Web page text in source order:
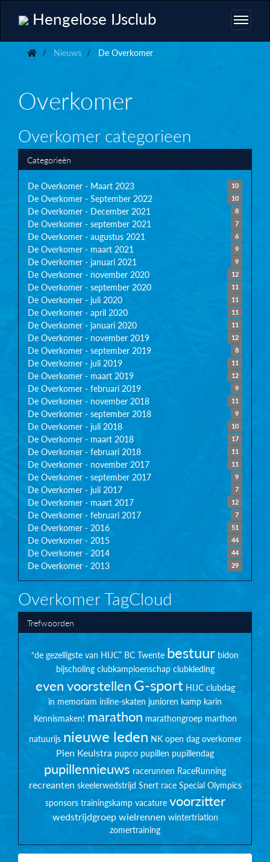
Hengelose IJsclub
Nieuws De Overkomer
Overkomer
Overkomer categorieen
Categorieën
10
De Overkomer - Maart 2023
10
De Overkomer - September 2022
8
De Overkomer - December 2021
7
De Overkomer - september 2021
6
De Overkomer - augustus 2021
9
De Overkomer - maart 2021
9
De Overkomer - januari 2021
12
De Overkomer - november 2020
11
De Overkomer - september 2020
11
De Overkomer - juli 2020
11
De Overkomer - april 2020
11
De Overkomer - januari 2020
12
De Overkomer - november 2019
8
De Overkomer - september 2019
11
De Overkomer - juli 2019
12
De Overkomer - maart 2019
9
De Overkomer - februari 2019
11
De Overkomer - november 2018
9
De Overkomer - september 2018
10
De Overkomer - juli 2018
17
De Overkomer - maart 2018
11
De Overkomer - februari 2018
11
De Overkomer - november 2017
9
De Overkomer - september 2017
7
De Overkomer - juli 2017
12
De Overkomer - maart 2017
7
De Overkomer - februari 2017
51
De Overkomer - 2016
44
De Overkomer - 2015
44
De Overkomer - 2014
29
De Overkomer - 2013
Overkomer TagCloud
Trefwoorden
“de gezelligste van HIJC” BC Twente bestuur bidon
bijscholing clubkampioenschap clubkleding
even voorstellenG-sport HIJC clubdag
in memoriam inline-skaten junioren kamp karin
Kennismaken! marathon marathongroep marthon
natuurijs nieuwe leden NK open dag overkomer
Pien Keulstra pupco pupillen pupillendag
pupillennieuws racerunnen RaceRunning
recreanten skeelerwedstrijd Snert race Special Olympics
sponsors trainingskamp vacature voorzitter
wedstrijdgroepwielrennen wintertriatlon
zomertraining